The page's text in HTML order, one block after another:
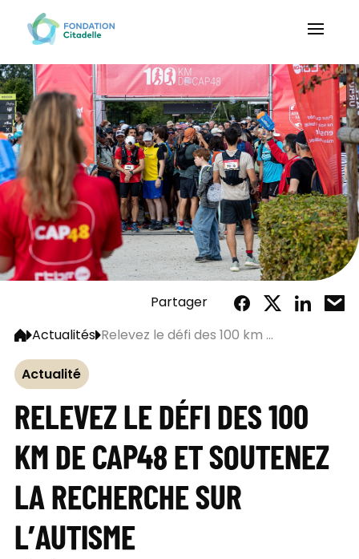
Partager
Actualités Relevez le défi des 100 km ...
Actualité
RELEVEZ LE DÉFI DES 100
KM DE CAP48 ET SOUTENEZ
LA RECHERCHE SUR
L’AUTISME